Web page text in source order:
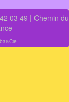
03 49 | Chemin du